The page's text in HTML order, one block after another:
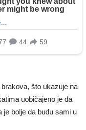
što ukazuje na
uobičajeno je da
bolje da budu sami u